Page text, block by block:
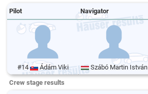
Pilot Navigator
#14 Ádám Viki Szábó Martin István
Crew stage results